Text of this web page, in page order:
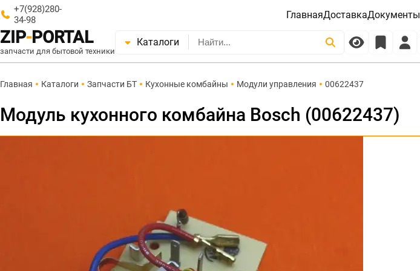
+7(928)280-
34-98
ГлавнаяДоставкаДокументы
ZIP-PORTAL
запчасти для бытовой техники
Каталоги
Главная Каталоги Запчасти БТ Кухонные комбайны Модули управления 00622437
Модуль кухонного комбайна Bosch (00622437)